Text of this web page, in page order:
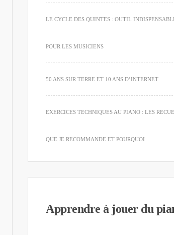
LE CYCLE DES QUINTES : OUTIL
POUR LES MUSICIENS
50 ANS SUR TERRE ET 10 ANS D’INTERNET
EXERCICES TECHNIQUES AU PIANO : LES
QUE JE RECOMMANDE ET POURQUOI
Apprendre à jouer du